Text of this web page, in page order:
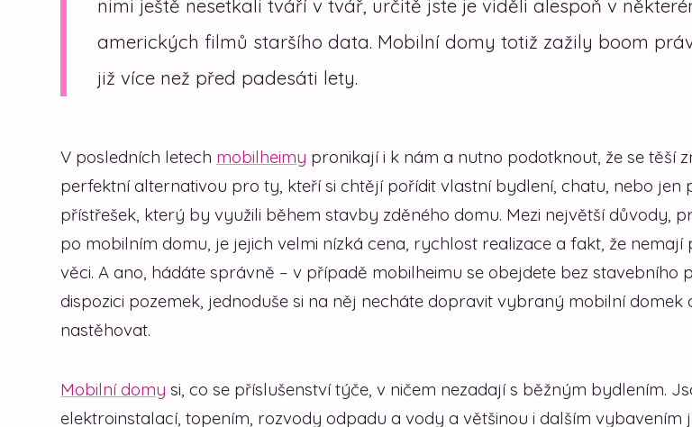
nimi ještě nesetkali tváří v tvář, určitě jste je viděli alespoň v
amerických filmů staršího data. Mobilní domy totiž zažily boom
již více než před padesáti lety.
V posledních letech mobilheimy pronikají i k nám a nutno podotknout, že se těší
perfektní alternativou pro ty, kteří si chtějí pořídit vlastní bydlení, chatu, nebo jen
přístřešek, který by využili během stavby zděného domu. Mezi největší důvody,
po mobilním domu, je jejich velmi nízká cena, rychlost realizace a fakt, že nemají
věci. A ano, hádáte správně – v případě mobilheimu se obejdete bez stavebního
dispozici pozemek, jednoduše si na něj necháte dopravit vybraný mobilní domek
nastěhovat.
Mobilní domy si, co se příslušenství týče, v ničem nezadají s běžným bydlením.
elektroinstalací, topením, rozvody odpadu a vody a většinou i dalším vybavením